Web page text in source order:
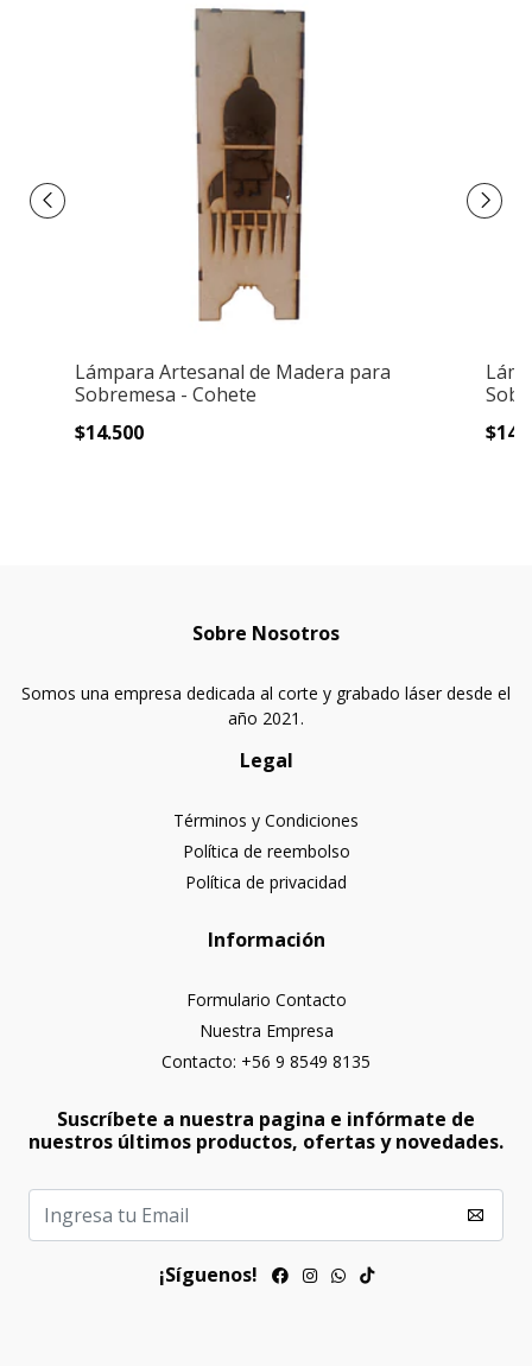
Lámpara Artesanal de Madera para
Sobremesa - Cohete
$14.500
Sobre Nosotros
Somos una empresa dedicada al corte y grabado láser desde el
año 2021.
Legal
Términos y Condiciones
Política de reembolso
Política de privacidad
Información
Formulario Contacto
Nuestra Empresa
Contacto: +56 9 8549 8135
Suscríbete a nuestra pagina e infórmate de
nuestros últimos productos, ofertas y novedades.
¡Síguenos!